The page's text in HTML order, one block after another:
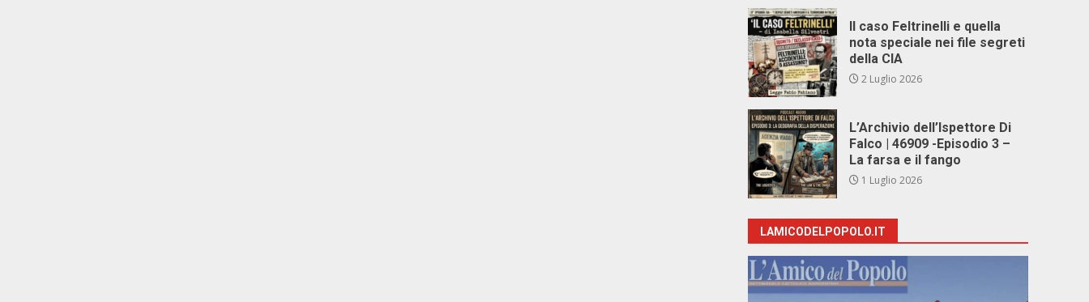
Il caso Feltrinelli e quella
nota speciale nei file segreti
della CIA
2 Luglio 2026
L’Archivio dell’Ispettore Di
Falco | 46909 -Episodio 3 –
La farsa e il fango
1 Luglio 2026
LAMICODELPOPOLO.IT